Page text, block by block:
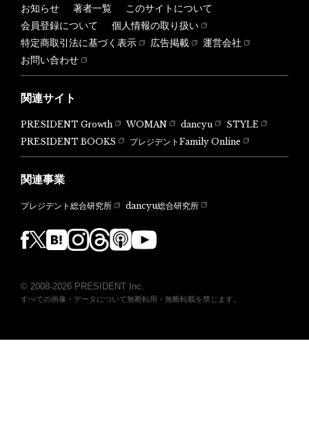
お知らせ 著者一覧
このサイトについて
会員登録について
個人情報の取り扱い
特定商取引法に基づく表示
広告掲載
運営会社
お問い合わせ
関連サイト
PRESIDENT Growth WOMAN dancyu
STYLE
PRESIDENT BOOKS
プレジデントFamily Online
関連事業
プレジデント総合研究所 dancyu総合研究所
© 2008-2026 PRESIDENT Inc.
すべての画像・データについて無断転用・無断転載を禁じます。